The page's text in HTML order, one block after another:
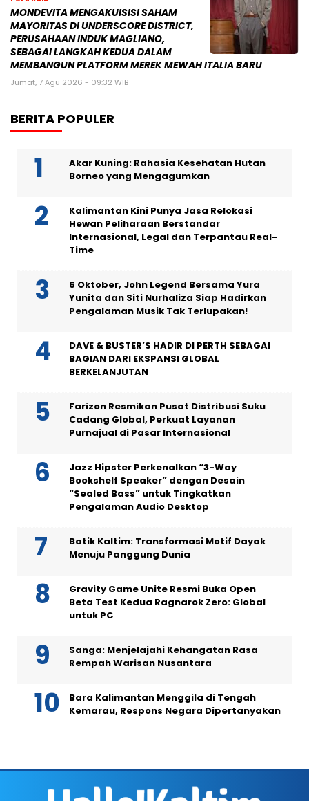
MONDEVITA MENGAKUISISI SAHAM
MAYORITAS DI UNDERSCORE DISTRICT,
PERUSAHAAN INDUK MAGLIANO,
SEBAGAI LANGKAH KEDUA DALAM
MEMBANGUN PLATFORM MEREK MEWAH ITALIA BARU
Jumat, 7 Agu 2026 - 09:32 WIB
BERITA POPULER
Akar Kuning: Rahasia Kesehatan Hutan
Borneo yang Mengagumkan
Kalimantan Kini Punya Jasa Relokasi
Hewan Peliharaan Berstandar
Internasional, Legal dan Terpantau Real-
Time
6 Oktober, John Legend Bersama Yura
Yunita dan Siti Nurhaliza Siap Hadirkan
Pengalaman Musik Tak Terlupakan!
DAVE & BUSTER’S HADIR DI PERTH SEBAGAI
BAGIAN DARI EKSPANSI GLOBAL
BERKELANJUTAN
Farizon Resmikan Pusat Distribusi Suku
Cadang Global, Perkuat Layanan
Purnajual di Pasar Internasional
Jazz Hipster Perkenalkan “3-Way
Bookshelf Speaker” dengan Desain
“Sealed Bass” untuk Tingkatkan
Pengalaman Audio Desktop
Batik Kaltim: Transformasi Motif Dayak
Menuju Panggung Dunia
Gravity Game Unite Resmi Buka Open
Beta Test Kedua Ragnarok Zero: Global
untuk PC
Sanga: Menjelajahi Kehangatan Rasa
Rempah Warisan Nusantara
Bara Kalimantan Menggila di Tengah
Kemarau, Respons Negara Dipertanyakan